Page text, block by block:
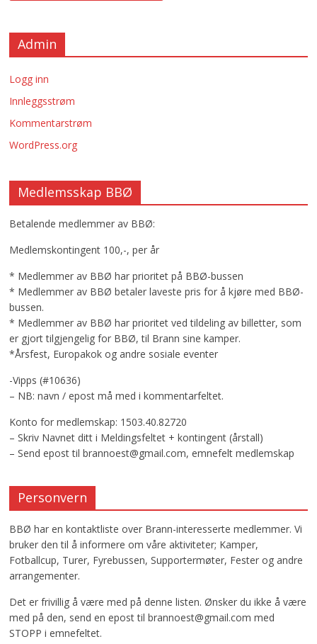
Admin
Logg inn
Innleggsstrøm
Kommentarstrøm
WordPress.org
Medlemsskap BBØ
Betalende medlemmer av BBØ:
Medlemskontingent 100,-, per år
* Medlemmer av BBØ har prioritet på BBØ-bussen
* Medlemmer av BBØ betaler laveste pris for å kjøre med BBØ-
bussen.
* Medlemmer av BBØ har prioritet ved tildeling av billetter, som
er gjort tilgjengelig for BBØ, til Brann sine kamper.
*Årsfest, Europakok og andre sosiale eventer
-Vipps (#10636)
– NB: navn / epost må med i kommentarfeltet.
Konto for medlemskap: 1503.40.82720
– Skriv Navnet ditt i Meldingsfeltet + kontingent (årstall)
– Send epost til brannoest@gmail.com, emnefelt medlemskap
Personvern
BBØ har en kontaktliste over Brann-interesserte medlemmer. Vi
bruker den til å informere om våre aktiviteter; Kamper,
Fotballcup, Turer, Fyrebussen, Supportermøter, Fester og andre
arrangementer.
Det er frivillig å være med på denne listen. Ønsker du ikke å være
med på den, send en epost til brannoest@gmail.com med
STOPP i emnefeltet.